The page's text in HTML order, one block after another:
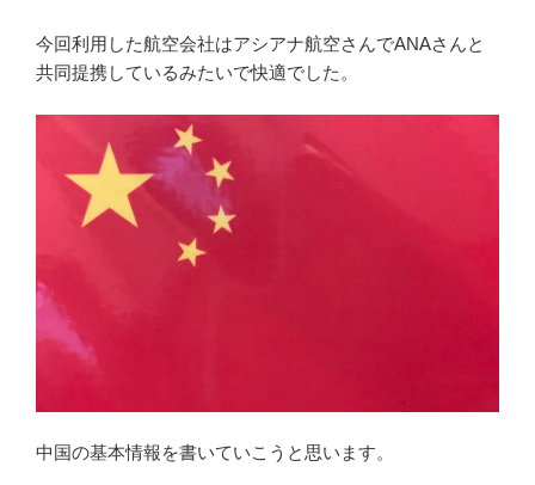
今回利用した航空会社はアシアナ航空さんでANAさんと
共同提携しているみたいで快適でした。
中国の基本情報を書いていこうと思います。